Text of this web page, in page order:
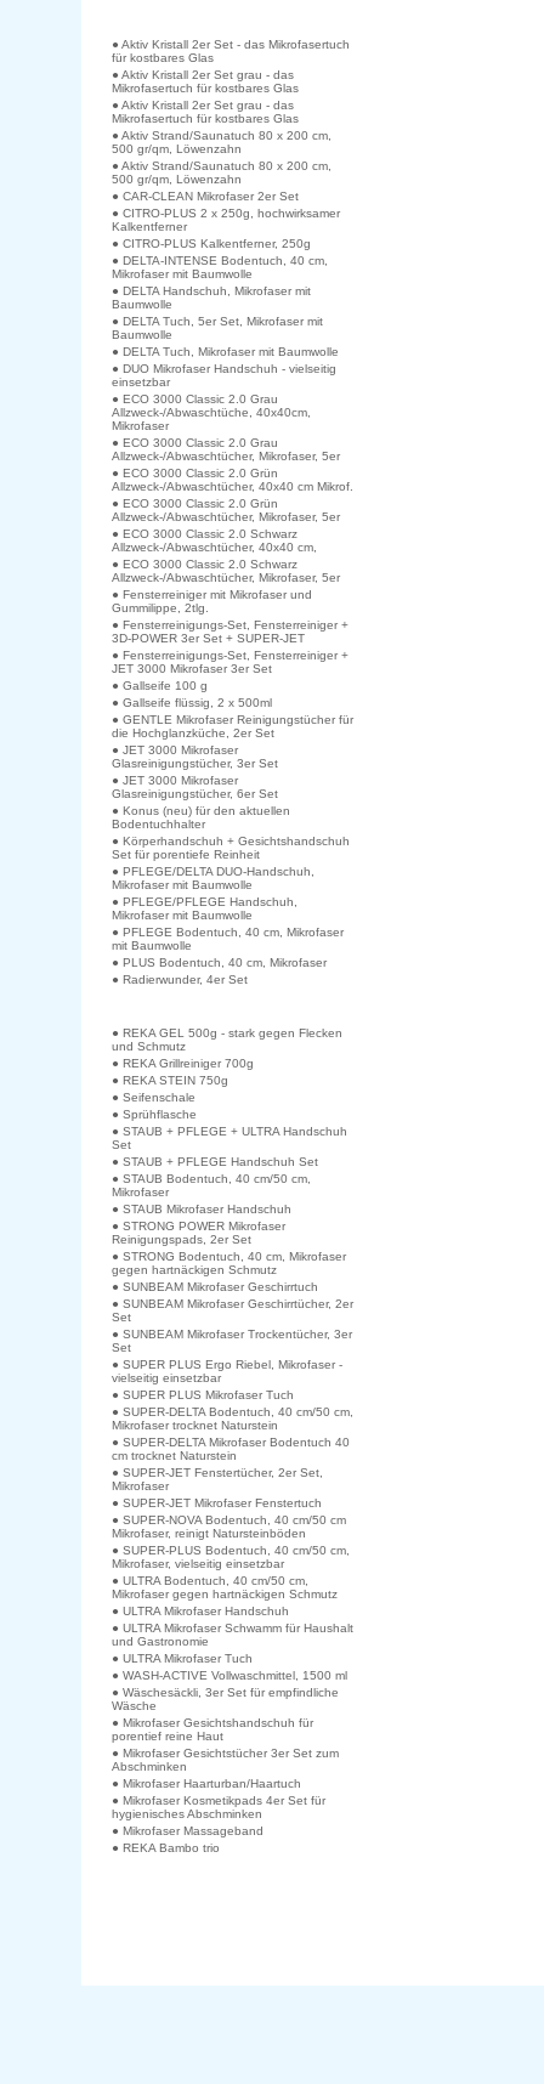
● Aktiv Kristall 2er Set - das Mikrofasertuch
für kostbares Glas
● Aktiv Kristall 2er Set grau - das
Mikrofasertuch für kostbares Glas
● Aktiv Kristall 2er Set grau - das
Mikrofasertuch für kostbares Glas
● Aktiv Strand/Saunatuch 80 x 200 cm,
500 gr/qm, Löwenzahn
● Aktiv Strand/Saunatuch 80 x 200 cm,
500 gr/qm, Löwenzahn
● CAR-CLEAN Mikrofaser 2er Set
● CITRO-PLUS 2 x 250g, hochwirksamer
Kalkentferner
● CITRO-PLUS Kalkentferner, 250g
● DELTA-INTENSE Bodentuch, 40 cm,
Mikrofaser mit Baumwolle
● DELTA Handschuh, Mikrofaser mit
Baumwolle
● DELTA Tuch, 5er Set, Mikrofaser mit
Baumwolle
● DELTA Tuch, Mikrofaser mit Baumwolle
● DUO Mikrofaser Handschuh - vielseitig
einsetzbar
● ECO 3000 Classic 2.0 Grau
Allzweck-/Abwaschtüche, 40x40cm,
Mikrofaser
● ECO 3000 Classic 2.0 Grau
Allzweck-/Abwaschtücher, Mikrofaser, 5er
● ECO 3000 Classic 2.0 Grün
Allzweck-/Abwaschtücher, 40x40 cm Mikrof.
● ECO 3000 Classic 2.0 Grün
Allzweck-/Abwaschtücher, Mikrofaser, 5er
● ECO 3000 Classic 2.0 Schwarz
Allzweck-/Abwaschtücher, 40x40 cm,
● ECO 3000 Classic 2.0 Schwarz
Allzweck-/Abwaschtücher, Mikrofaser, 5er
● Fensterreiniger mit Mikrofaser und
Gummilippe, 2tlg.
● Fensterreinigungs-Set, Fensterreiniger +
3D-POWER 3er Set + SUPER-JET
● Fensterreinigungs-Set, Fensterreiniger +
JET 3000 Mikrofaser 3er Set
● Gallseife 100 g
● Gallseife flüssig, 2 x 500ml
● GENTLE Mikrofaser Reinigungstücher für
die Hochglanzküche, 2er Set
● JET 3000 Mikrofaser
Glasreinigungstücher, 3er Set
● JET 3000 Mikrofaser
Glasreinigungstücher, 6er Set
● Konus (neu) für den aktuellen
Bodentuchhalter
● Körperhandschuh + Gesichtshandschuh
Set für porentiefe Reinheit
● PFLEGE/DELTA DUO-Handschuh,
Mikrofaser mit Baumwolle
● PFLEGE/PFLEGE Handschuh,
Mikrofaser mit Baumwolle
● PFLEGE Bodentuch, 40 cm, Mikrofaser
mit Baumwolle
● PLUS Bodentuch, 40 cm, Mikrofaser
● Radierwunder, 4er Set
● REKA GEL 500g - stark gegen Flecken
und Schmutz
● REKA Grillreiniger 700g
● REKA STEIN 750g
● Seifenschale
● Sprühflasche
● STAUB + PFLEGE + ULTRA Handschuh
Set
● STAUB + PFLEGE Handschuh Set
● STAUB Bodentuch, 40 cm/50 cm,
Mikrofaser
● STAUB Mikrofaser Handschuh
● STRONG POWER Mikrofaser
Reinigungspads, 2er Set
● STRONG Bodentuch, 40 cm, Mikrofaser
gegen hartnäckigen Schmutz
● SUNBEAM Mikrofaser Geschirrtuch
● SUNBEAM Mikrofaser Geschirrtücher, 2er
Set
● SUNBEAM Mikrofaser Trockentücher, 3er
Set
● SUPER PLUS Ergo Riebel, Mikrofaser -
vielseitig einsetzbar
● SUPER PLUS Mikrofaser Tuch
● SUPER-DELTA Bodentuch, 40 cm/50 cm,
Mikrofaser trocknet Naturstein
● SUPER-DELTA Mikrofaser Bodentuch 40
cm trocknet Naturstein
● SUPER-JET Fenstertücher, 2er Set,
Mikrofaser
● SUPER-JET Mikrofaser Fenstertuch
● SUPER-NOVA Bodentuch, 40 cm/50 cm
Mikrofaser, reinigt Natursteinböden
● SUPER-PLUS Bodentuch, 40 cm/50 cm,
Mikrofaser, vielseitig einsetzbar
● ULTRA Bodentuch, 40 cm/50 cm,
Mikrofaser gegen hartnäckigen Schmutz
● ULTRA Mikrofaser Handschuh
● ULTRA Mikrofaser Schwamm für Haushalt
und Gastronomie
● ULTRA Mikrofaser Tuch
● WASH-ACTIVE Vollwaschmittel, 1500 ml
● Wäschesäckli, 3er Set für empfindliche
Wäsche
● Mikrofaser Gesichtshandschuh für
porentief reine Haut
● Mikrofaser Gesichtstücher 3er Set zum
Abschminken
● Mikrofaser Haarturban/Haartuch
● Mikrofaser Kosmetikpads 4er Set für
hygienisches Abschminken
● Mikrofaser Massageband
● REKA Bambo trio